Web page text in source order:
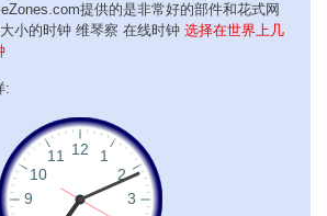
提供的是非常好的部件和花式网
小的时钟 维琴察 在线时钟 选择在世界上几
: